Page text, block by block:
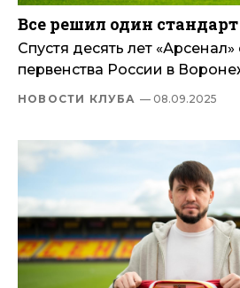
Все решил один стандарт
Спустя десять лет
первенства России в
НОВОСТИ КЛУБА — 08.09.2025